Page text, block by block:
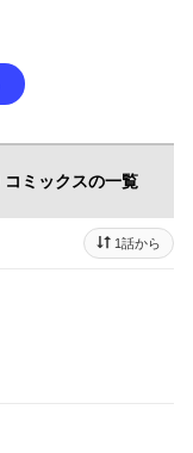
コミックスの一覧
1話から